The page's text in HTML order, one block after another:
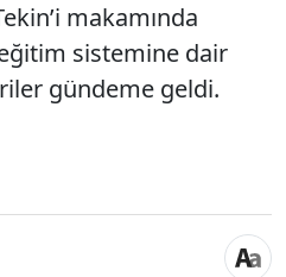
makamında
sistemine dair
gündeme geldi.